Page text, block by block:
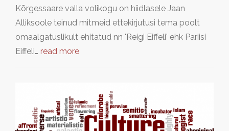
Kõrgessaare valla volikogu on hiidlasele Jaan
Alliksoole teinud mitmeid ettekirjutusi tema poolt
omaalgatuslikult ehitatud nn 'Reigi Eiffeli' ehk Pariisi
Eiffeli… read more